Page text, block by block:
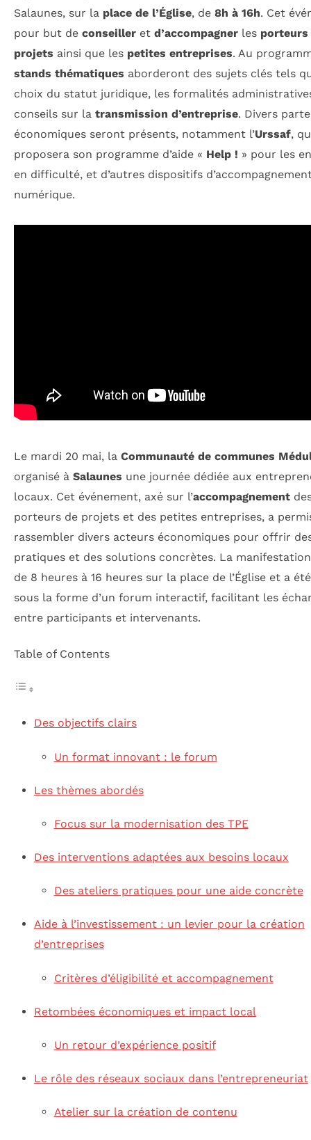
Salaunes, sur la place de l’Église, de 8h à 16h. Cet
pour but de conseiller et d’accompagner les porteurs
projets ainsi que les petites entreprises. Au
stands thématiques aborderont des sujets clés tels
choix du statut juridique, les formalités
conseils sur la transmission d’entreprise. Divers
économiques seront présents, notamment l’Urssaf,
proposera son programme d’aide « Help ! » pour les
en difficulté, et d’autres dispositifs
numérique.
Le mardi 20 mai, la Communauté de communes
organisé à Salaunes une journée dédiée aux
locaux. Cet événement, axé sur l’accompagnement
porteurs de projets et des petites entreprises, a
rassembler divers acteurs économiques pour offrir
pratiques et des solutions concrètes. La
de 8 heures à 16 heures sur la place de l’Église et a
sous la forme d’un forum interactif, facilitant les
entre participants et intervenants.
Table of Contents
Des objectifs clairs
Un format innovant : le forum
Les thèmes abordés
Focus sur la modernisation des TPE
Des interventions adaptées aux besoins locaux
Des ateliers pratiques pour une aide concrète
Aide à l’investissement : un levier pour la création
d’entreprises
Critères d’éligibilité et accompagnement
Retombées économiques et impact local
Un retour d’expérience positif
Le rôle des réseaux sociaux dans l’entrepreneuriat
Atelier sur la création de contenu